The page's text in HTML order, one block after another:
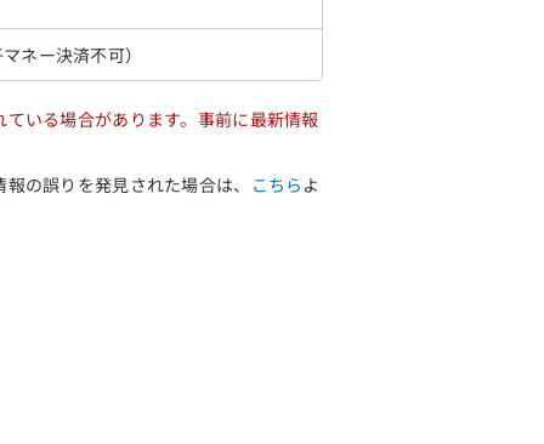
ネー決済不可）
いる場合があります。事前に最新情報
の誤りを発見された場合は、 こちらよ